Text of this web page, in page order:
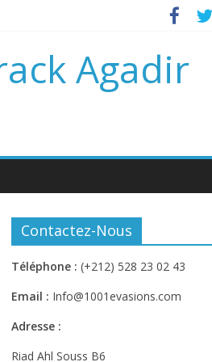
Agadir
Contactez-Nous
Téléphone : (+212) 528 23 02 43
Email : Info@1001evasions.com
Adresse :
Riad Ahl Souss B6